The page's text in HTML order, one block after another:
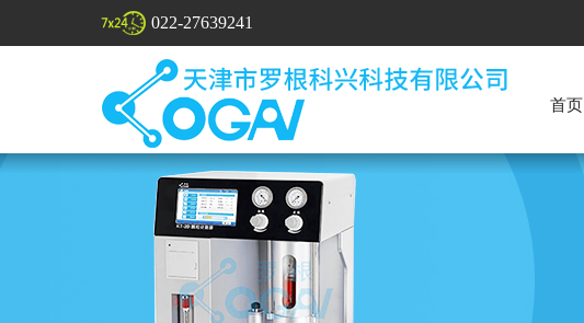
022-27639241
首页